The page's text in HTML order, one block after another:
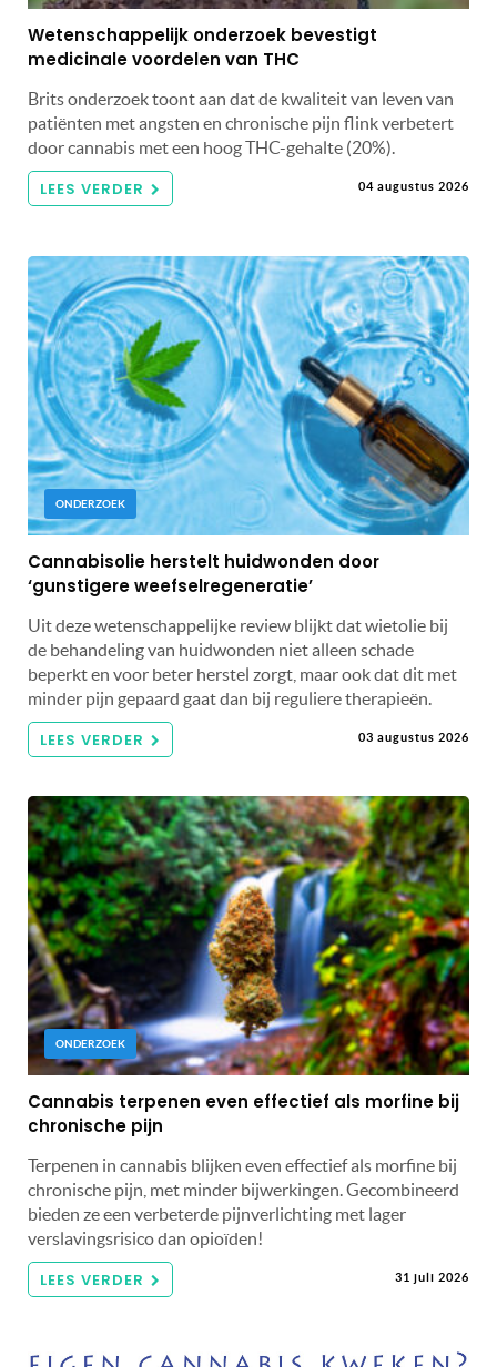
Wetenschappelijk onderzoek bevestigt
medicinale voordelen van THC
Brits onderzoek toont aan dat de kwaliteit van leven van
patiënten met angsten en chronische pijn flink verbetert
door cannabis met een hoog THC-gehalte (20%).
LEES VERDER 04 augustus 2026
ONDERZOEK
Cannabisolie herstelt huidwonden door
‘gunstigere weefselregeneratie’
Uit deze wetenschappelijke review blijkt dat wietolie bij
de behandeling van huidwonden niet alleen schade
beperkt en voor beter herstel zorgt, maar ook dat dit met
minder pijn gepaard gaat dan bij reguliere therapieën.
LEES VERDER 03 augustus 2026
ONDERZOEK
Cannabis terpenen even effectief als morfine bij
chronische pijn
Terpenen in cannabis blijken even effectief als morfine bij
chronische pijn, met minder bijwerkingen. Gecombineerd
bieden ze een verbeterde pijnverlichting met lager
verslavingsrisico dan opioïden!
LEES VERDER 31 juli 2026